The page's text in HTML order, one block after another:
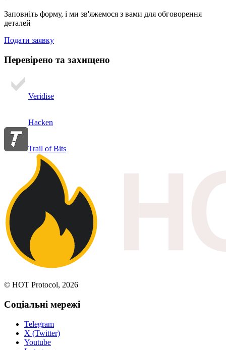
Заповніть форму, і ми зв'яжемося з вами для обговорення
деталей
Подати заявку
Перевірено та захищено
Veridise
Hacken
Trail of Bits
© HOT Protocol, 2026
Соціальні мережі
Telegram
X (Twitter)
Youtube